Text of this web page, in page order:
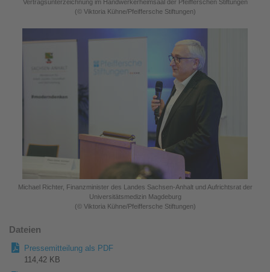
Vertragsunterzeichnung im Handwerkerheimsaal der Pfeifferschen Stiftungen
(© Viktoria Kühne/Pfeiffersche Stiftungen)
Michael Richter, Finanzminister des Landes Sachsen-Anhalt und Aufrichtsrat der
Universitätsmedizin Magdeburg
(© Viktoria Kühne/Pfeiffersche Stiftungen)
Dateien
Pressemitteilung als PDF
114,42 KB